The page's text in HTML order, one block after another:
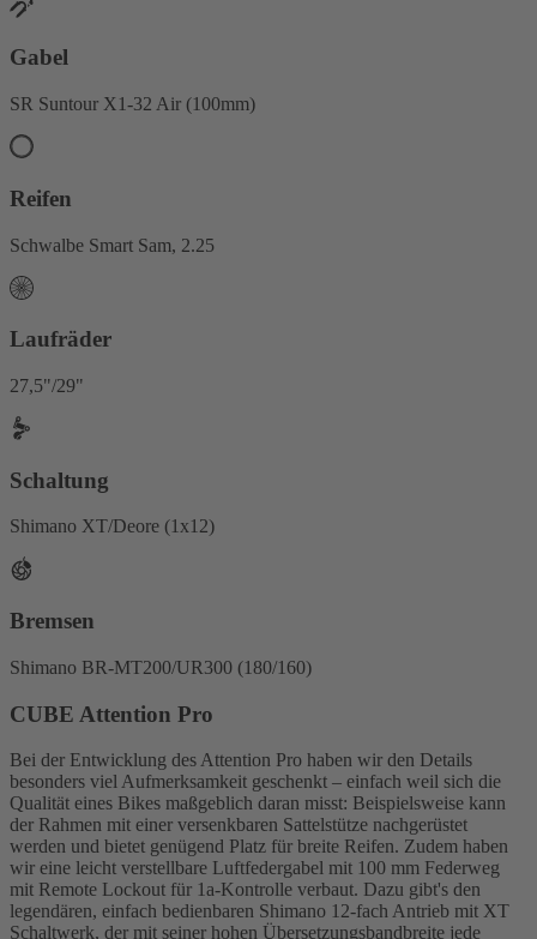
Gabel
SR Suntour X1-32 Air (100mm)
Reifen
Schwalbe Smart Sam, 2.25
Laufräder
27,5"/29"
Schaltung
Shimano XT/Deore (1x12)
Bremsen
Shimano BR-MT200/UR300 (180/160)
CUBE Attention Pro
Bei der Entwicklung des Attention Pro haben wir den Details
besonders viel Aufmerksamkeit geschenkt – einfach weil sich die
Qualität eines Bikes maßgeblich daran misst: Beispielsweise kann
der Rahmen mit einer versenkbaren Sattelstütze nachgerüstet
werden und bietet genügend Platz für breite Reifen. Zudem haben
wir eine leicht verstellbare Luftfedergabel mit 100 mm Federweg
mit Remote Lockout für 1a-Kontrolle verbaut. Dazu gibt's den
legendären, einfach bedienbaren Shimano 12-fach Antrieb mit XT
Schaltwerk, der mit seiner hohen Übersetzungsbandbreite jede